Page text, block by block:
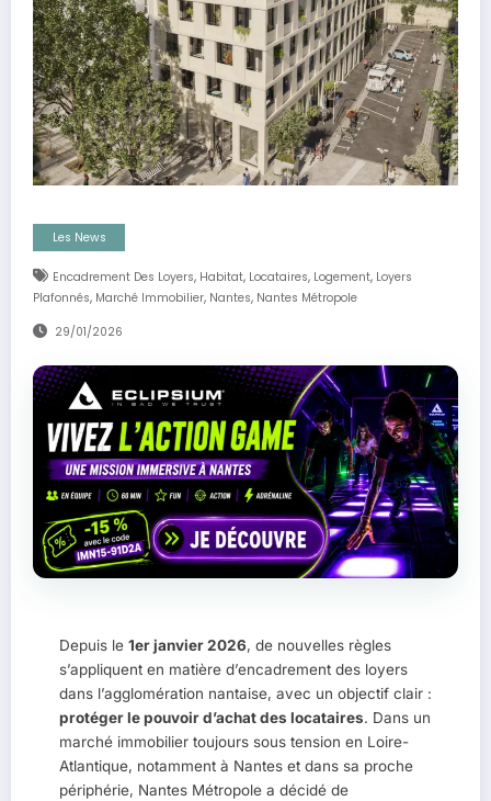
Les News
Encadrement Des Loyers, Habitat, Locataires, Logement, Loyers
Plafonnés, Marché Immobilier, Nantes, Nantes Métropole
29/01/2026
Depuis le 1er janvier 2026, de nouvelles règles
s’appliquent en matière d’encadrement des loyers
dans l’agglomération nantaise, avec un objectif clair :
protéger le pouvoir d’achat des locataires. Dans un
marché immobilier toujours sous tension en Loire-
Atlantique, notamment à Nantes et dans sa proche
périphérie, Nantes Métropole a décidé de